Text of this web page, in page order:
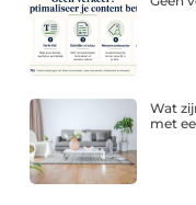
Wat
met